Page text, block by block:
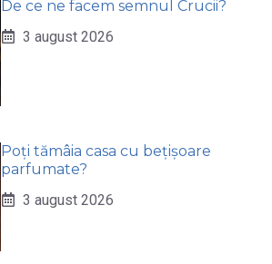
De ce ne facem semnul Crucii?
3 august 2026
Poți tămâia casa cu bețișoare
parfumate?
3 august 2026